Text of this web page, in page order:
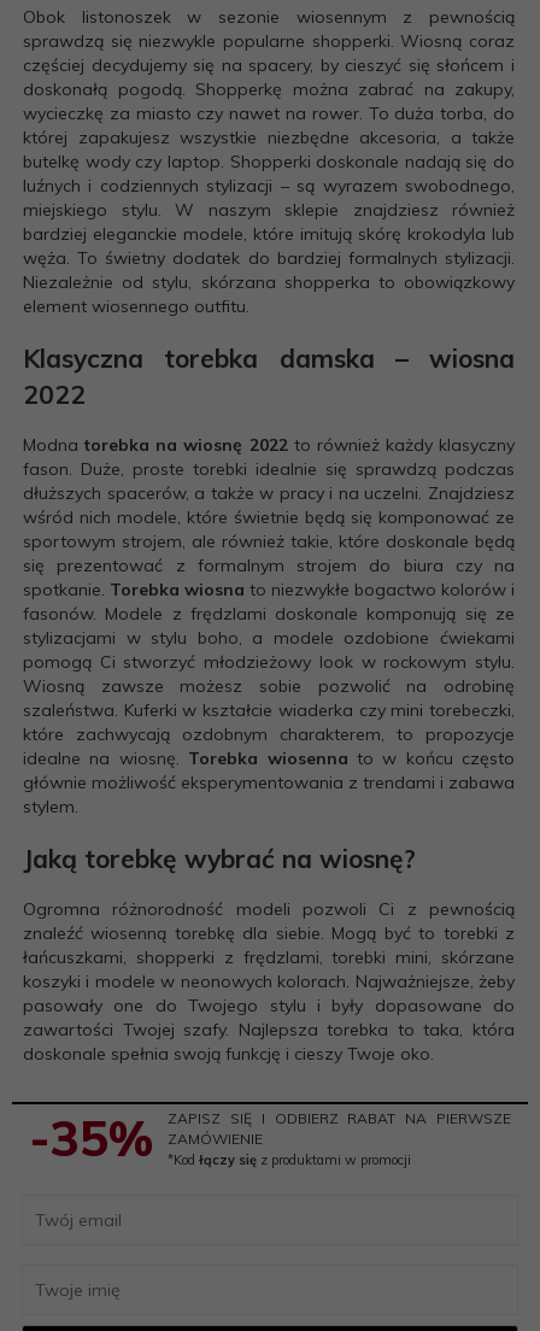
Obok listonoszek w sezonie wiosennym z pewnością
sprawdzą się niezwykle popularne shopperki. Wiosną coraz
częściej decydujemy się na spacery, by cieszyć się słońcem i
doskonałą pogodą. Shopperkę można zabrać na zakupy,
wycieczkę za miasto czy nawet na rower. To duża torba, do
której zapakujesz wszystkie niezbędne akcesoria, a także
butelkę wody czy laptop. Shopperki doskonale nadają się do
luźnych i codziennych stylizacji – są wyrazem swobodnego,
miejskiego stylu. W naszym sklepie znajdziesz również
bardziej eleganckie modele, które imitują skórę krokodyla lub
węża. To świetny dodatek do bardziej formalnych stylizacji.
Niezależnie od stylu, skórzana shopperka to obowiązkowy
element wiosennego outfitu.
Klasyczna torebka damska – wiosna
2022
Modnatorebka na wiosnę 2022to również każdy klasyczny
fason. Duże, proste torebki idealnie się sprawdzą podczas
dłuższych spacerów, a także w pracy i na uczelni. Znajdziesz
wśród nich modele, które świetnie będą się komponować ze
sportowym strojem, ale również takie, które doskonale będą
się prezentować z formalnym strojem do biura czy na
spotkanie. Torebka wiosna to niezwykłe bogactwo kolorów i
fasonów. Modele z frędzlami doskonale komponują się ze
stylizacjami w stylu boho, a modele ozdobione ćwiekami
pomogą Ci stworzyć młodzieżowy look w rockowym stylu.
Wiosną zawsze możesz sobie pozwolić na odrobinę
szaleństwa. Kuferki w kształcie wiaderka czy mini torebeczki,
które zachwycają ozdobnym charakterem, to propozycje
idealne na wiosnę. Torebka wiosenna to w końcu często
głównie możliwość eksperymentowania z trendami i zabawa
stylem.
Jaką torebkę wybrać na wiosnę?
Ogromna różnorodność modeli pozwoli Ci z pewnością
znaleźć wiosenną torebkę dla siebie. Mogą być to torebki z
łańcuszkami, shopperki z frędzlami, torebki mini, skórzane
koszyki i modele w neonowych kolorach. Najważniejsze, żeby
pasowały one do Twojego stylu i były dopasowane do
zawartości Twojej szafy. Najlepsza torebka to taka, która
doskonale spełnia swoją funkcję i cieszy Twoje oko.
-35%
ZAPISZ SIĘ I ODBIERZ RABAT NA PIERWSZE
ZAMÓWIENIE
*Kod łączy się z produktami w promocji